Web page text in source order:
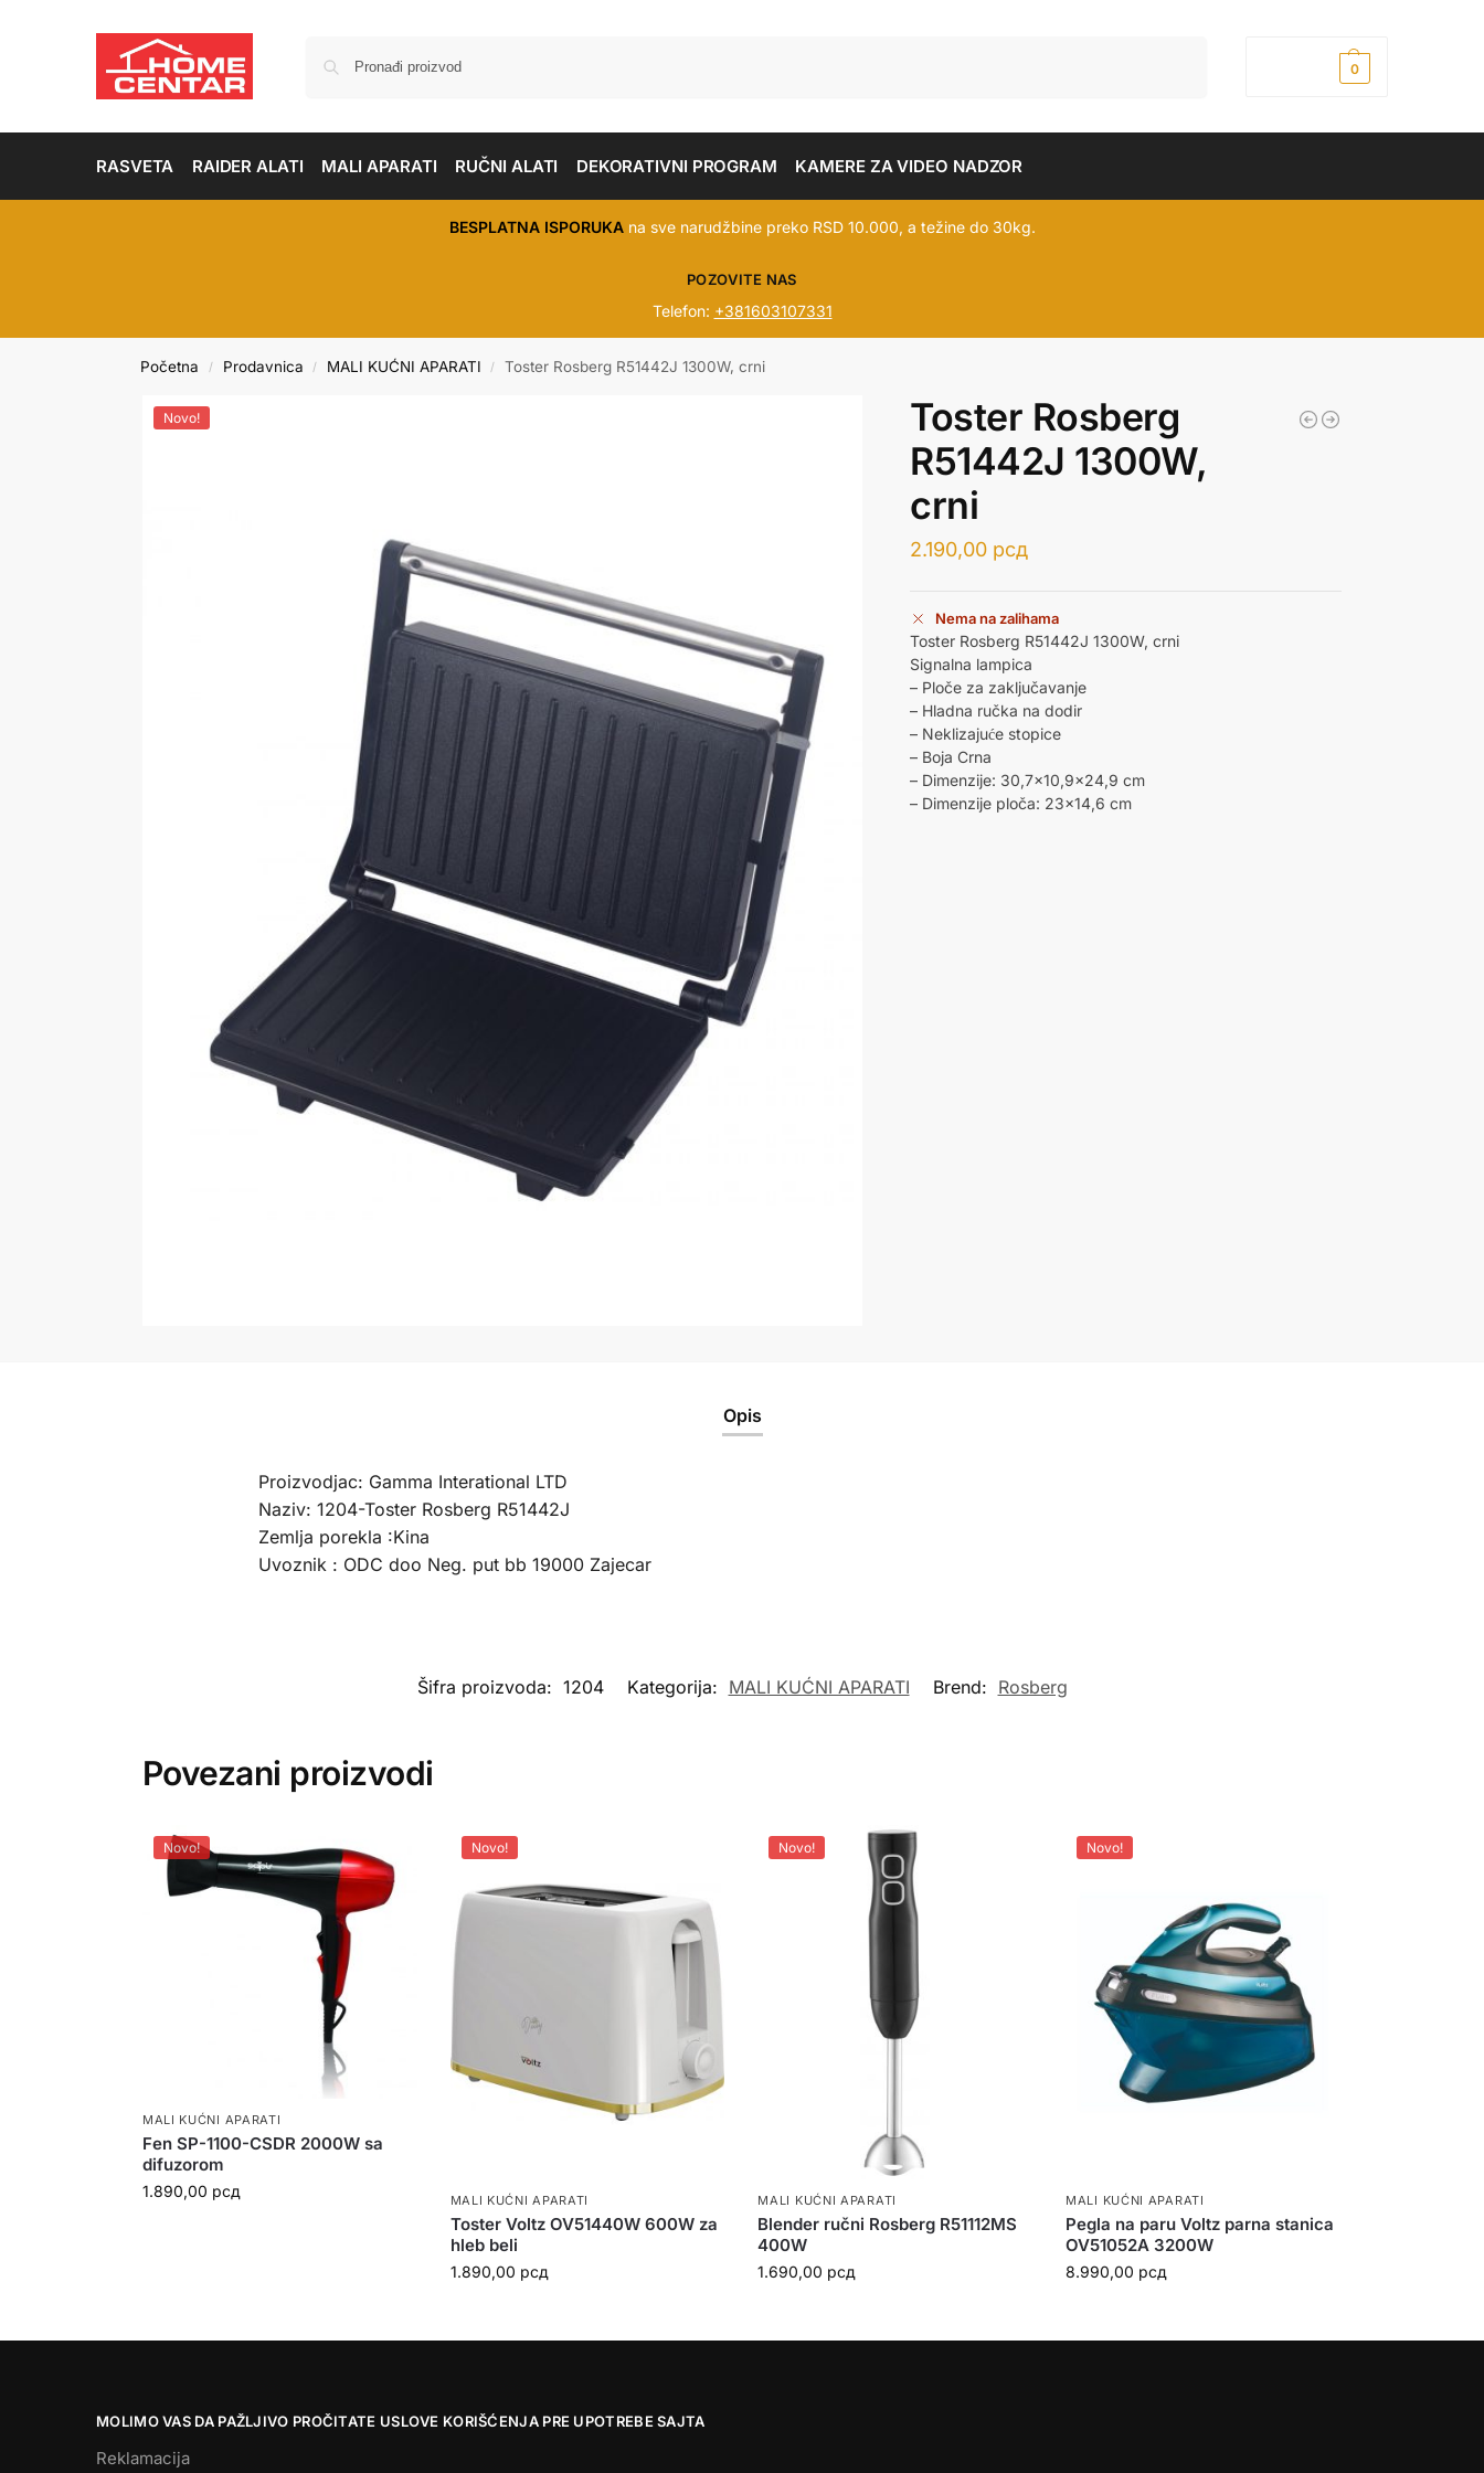
0
RASVETA RAIDER ALATI MALI APARATI RUČNI ALATI DEKORATIVNI PROGRAM KAMERE ZA VIDEO NADZOR
BESPLATNA ISPORUKAna sve narudžbine preko RSD 10.000, a težine do 30kg.
POZOVITE NAS
Telefon: +381603107331
Početna / Prodavnica / MALI KUĆNI APARATI / Toster Rosberg R51442J 1300W, crni
Novo!
Toster Rosberg
R51442J 1300W,
crni
2.190,00 рсд
Nema na zalihama
Toster Rosberg R51442J 1300W, crni
Signalna lampica
– Ploče za zaključavanje
– Hladna ručka na dodir
– Neklizajuće stopice
– Boja Crna
– Dimenzije: 30,7×10,9×24,9 cm
– Dimenzije ploča: 23×14,6 cm
Opis
Proizvodjac: Gamma Interational LTD
Naziv: 1204-Toster Rosberg R51442J
Zemlja porekla :Kina
Uvoznik : ODC doo Neg. put bb 19000 Zajecar
Šifra proizvoda: 1204 Kategorija: MALI KUĆNI APARATI Brend: Rosberg
Povezani proizvodi
Novo!
MALI KUĆNI APARATI
Fen SP-1100-CSDR 2000W sa
difuzorom
1.890,00 рсд
Novo!
MALI KUĆNI APARATI
Toster Voltz OV51440W 600W za
hleb beli
1.890,00 рсд
Novo!
MALI KUĆNI APARATI
Blender ručni Rosberg R51112MS
400W
1.690,00 рсд
Novo!
MALI KUĆNI APARATI
Pegla na paru Voltz parna stanica
OV51052A 3200W
8.990,00 рсд
MOLIMO VAS DA PAŽLJIVO PROČITATE USLOVE KORIŠĆENJA PRE UPOTREBE SAJTA
Reklamacija